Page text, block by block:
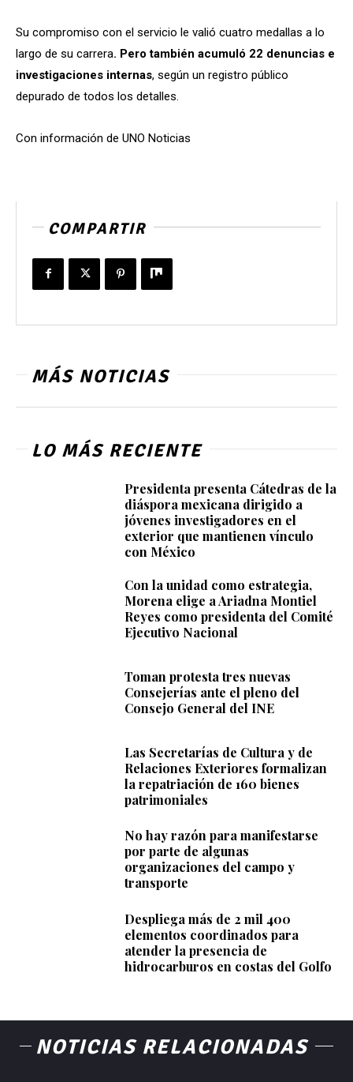
Su compromiso con el servicio le valió cuatro medallas a lo
largo de su carrera. Pero también acumuló 22 denuncias e
investigaciones internas, según un registro público
depurado de todos los detalles.
Con información de UNO Noticias
COMPARTIR
MÁS NOTICIAS
LO MÁS RECIENTE
Presidenta presenta Cátedras de la
diáspora mexicana dirigido a
jóvenes investigadores en el
exterior que mantienen vínculo
con México
Con la unidad como estrategia,
Morena elige a Ariadna Montiel
Reyes como presidenta del Comité
Ejecutivo Nacional
Toman protesta tres nuevas
Consejerías ante el pleno del
Consejo General del INE
Las Secretarías de Cultura y de
Relaciones Exteriores formalizan
la repatriación de 160 bienes
patrimoniales
No hay razón para manifestarse
por parte de algunas
organizaciones del campo y
transporte
Despliega más de 2 mil 400
elementos coordinados para
atender la presencia de
hidrocarburos en costas del Golfo
NOTICIAS RELACIONADAS